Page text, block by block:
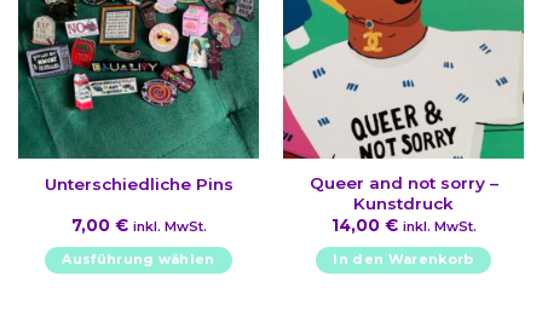
Unterschiedliche Pins
7,00 € inkl. MwSt.
Ausführung wählen
Queer and not sorry –
Kunstdruck
14,00 € inkl. MwSt.
In den Warenkorb